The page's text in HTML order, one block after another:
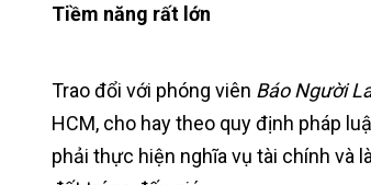
Tiềm năng rất lớn
Trao đổi với phóng viên Báo Người
HCM, cho hay theo quy định pháp
phải thực hiện nghĩa vụ tài chính và